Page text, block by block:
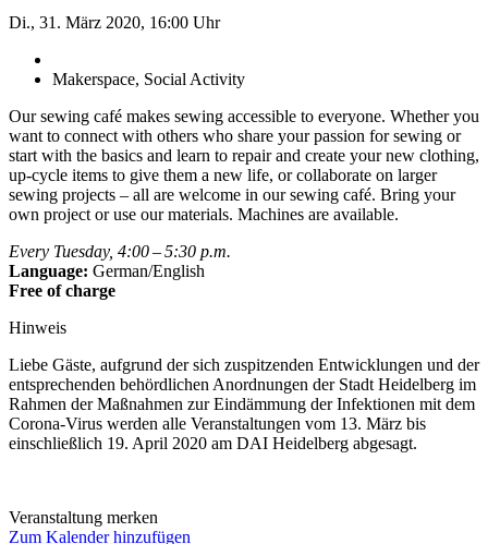
Di., 31. März 2020, 16:00 Uhr
Makerspace, Social Activity
Our sewing café makes sewing accessible to everyone. Whether you
want to connect with others who share your passion for sewing or
start with the basics and learn to repair and create your new clothing,
up-cycle items to give them a new life, or collaborate on larger
sewing projects – all are welcome in our sewing café. Bring your
own project or use our materials. Machines are available.
Every Tuesday, 4:00 – 5:30 p.m.
Language: German/English
Free of charge
Hinweis
Liebe Gäste, aufgrund der sich zuspitzenden Entwicklungen und der
entsprechenden behördlichen Anordnungen der Stadt Heidelberg im
Rahmen der Maßnahmen zur Eindämmung der Infektionen mit dem
Corona-Virus werden alle Veranstaltungen vom 13. März bis
einschließlich 19. April 2020 am DAI Heidelberg abgesagt.
Veranstaltung merken
Zum Kalender hinzufügen